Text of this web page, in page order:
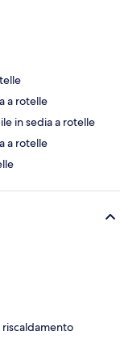
a rotelle
in sedia a rotelle
a rotelle
riscaldamento